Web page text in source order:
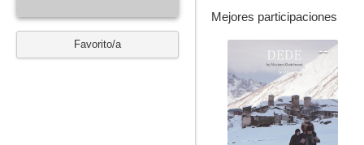
Favorito/a
Mejores participaciones
--